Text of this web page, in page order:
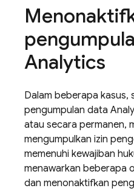
Analytics
Dalam beberapa kasus,
pengumpulan data
atau secara permanen,
mengumpulkan izin
memenuhi kewajiban
menawarkan beberapa
dan menonaktifkan